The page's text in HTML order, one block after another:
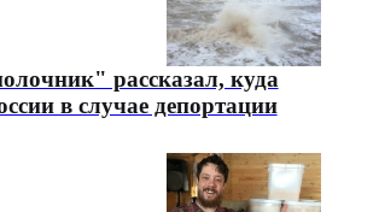
рассказал, куда
в случае депортации